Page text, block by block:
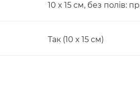
10 x 15 см, без полів:
Так (10 x 15 см)